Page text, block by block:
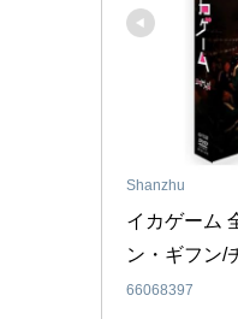
Shanzhu
イカゲーム
ン・ギフン/
66068397